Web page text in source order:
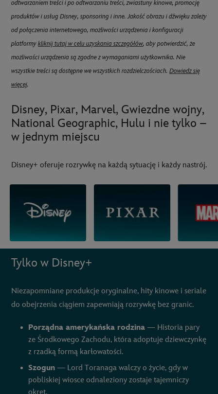
odtwarzaniem treści i po odtwarzaniu treści, zwiastuny kinowe, promocję
produktów i usług Disney, sponsoring i inne. Jakość obrazu i dźwięku zależy
od połączenia internetowego, możliwości urządzenia i konfiguracji
platformykliknij tutaj w celu uzyskania szczegółów, aby potwierdzić, że
możliwości urządzenia są zgodne z wymaganiami użytkownika. Nie
wszystkie treści są dostępne we wszystkich rozdzielczościach. Dowiedz się
więcej.
Disney, Pixar, Marvel, Gwiezdne wojny,
National Geographic, Hulu i nie tylko –
w jednym miejscu
Disney+ oferuje rozrywkę na każdą sytuację i każdy nastrój.
Tylko w Disney+
Niezapomniane produkcje oryginalne, hity kinowe i seriale
do obejrzenia ciągiem zapewniają rozrywkę bez granic.
Porządna amerykańska rodzina — Historia pary
ze Środkowego Zachodu, która adoptuje dziewczynkę
z rzadką formą karłowatości.
Szogun — Lord Toranaga walczy o życie, gdy w
pobliskiej wiosce odnaleziony zostaje tajemniczy